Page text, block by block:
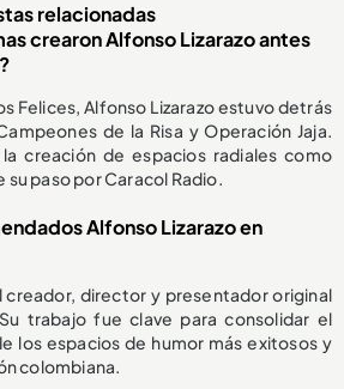
relacionadas
crearon Alfonso Lizarazo antes
Felices, Alfonso Lizarazo estuvo detrás
de la Risa y Operación Jaja.
creación de espacios radiales como
su paso por Caracol Radio.
Alfonso Lizarazo en
creador, director y presentador original
trabajo fue clave para consolidar el
los espacios de humor más exitosos y
colombiana.